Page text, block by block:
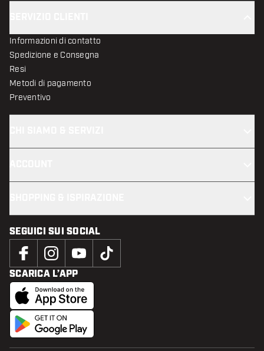
Informazioni di contatto
Spedizione e Consegna
Resi
Metodi di pagamento
Preventivo
SEGUICI SUI SOCIAL
SCARICA L’APP